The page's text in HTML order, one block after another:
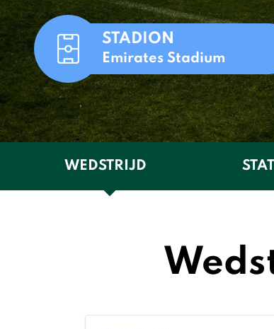
STADION
Emirates Stadium
WEDSTRIJD